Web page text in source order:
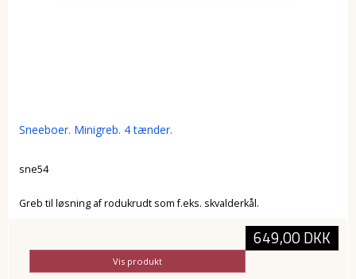
Sneeboer. Minigreb. 4 tænder.
sne54
Greb til løsning af rodukrudt som f.eks. skvalderkål.
649,00 DKK
Vis produkt